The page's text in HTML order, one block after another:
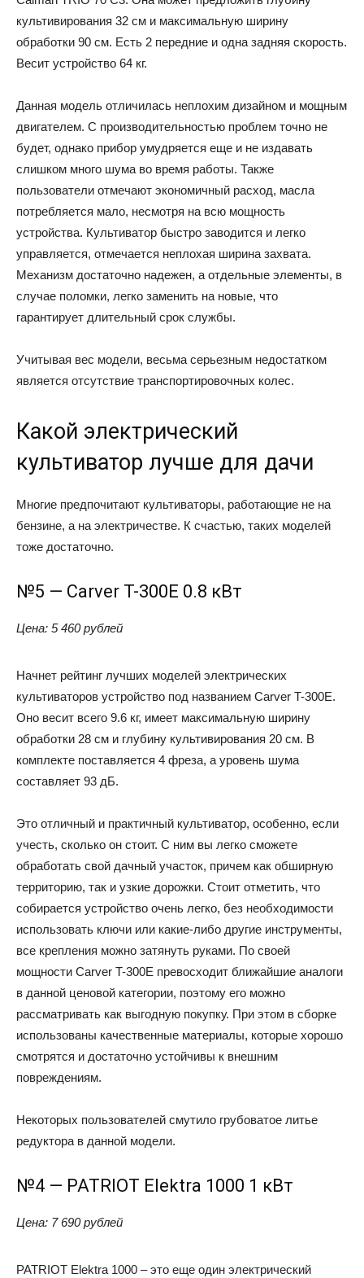
культивирования 32 см и максимальную ширину
обработки 90 см. Есть 2 передние и одна задняя скорость.
Весит устройство 64 кг.
Данная модель отличилась неплохим дизайном и мощным
двигателем. С производительностью проблем точно не
будет, однако прибор умудряется еще и не издавать
слишком много шума во время работы. Также
пользователи отмечают экономичный расход, масла
потребляется мало, несмотря на всю мощность
устройства. Культиватор быстро заводится и легко
управляется, отмечается неплохая ширина захвата.
Механизм достаточно надежен, а отдельные элементы, в
случае поломки, легко заменить на новые, что
гарантирует длительный срок службы.
Учитывая вес модели, весьма серьезным недостатком
является отсутствие транспортировочных колес.
Какой электрический
культиватор лучше для дачи
Многие предпочитают культиваторы, работающие не на
бензине, а на электричестве. К счастью, таких моделей
тоже достаточно.
№5 — Carver T-300E 0.8 кВт
Цена: 5 460 рублей
Начнет рейтинг лучших моделей электрических
культиваторов устройство под названием Carver T-300E.
Оно весит всего 9.6 кг, имеет максимальную ширину
обработки 28 см и глубину культивирования 20 см. В
комплекте поставляется 4 фреза, а уровень шума
составляет 93 дБ.
Это отличный и практичный культиватор, особенно, если
учесть, сколько он стоит. С ним вы легко сможете
обработать свой дачный участок, причем как обширную
территорию, так и узкие дорожки. Стоит отметить, что
собирается устройство очень легко, без необходимости
использовать ключи или какие-либо другие инструменты,
все крепления можно затянуть руками. По своей
мощности Carver T-300E превосходит ближайшие аналоги
в данной ценовой категории, поэтому его можно
рассматривать как выгодную покупку. При этом в сборке
использованы качественные материалы, которые хорошо
смотрятся и достаточно устойчивы к внешним
повреждениям.
Некоторых пользователей смутило грубоватое литье
редуктора в данной модели.
№4 — PATRIOT Elektra 1000 1 кВт
Цена: 7 690 рублей
PATRIOT Elektra 1000 – это еще один электрический